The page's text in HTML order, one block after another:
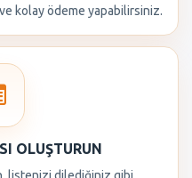
kolay ödeme yapabilirsiniz.
OLUŞTURUN